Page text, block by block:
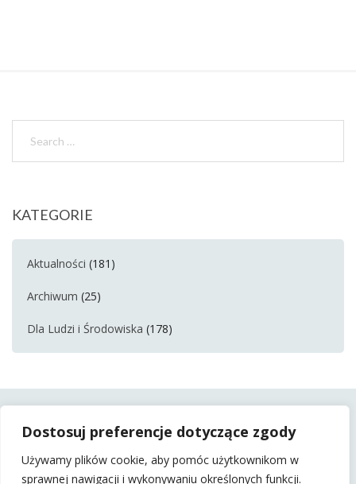
Dostosuj preferencje dotyczące zgody
Używamy plików cookie, aby pomóc użytkownikom w
sprawnej nawigacji i wykonywaniu określonych funkcji.
KATEGORIE
Aktualności (181)
Archiwum (25)
Dla Ludzi i Środowiska (178)